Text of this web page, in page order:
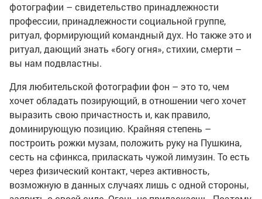
фотографии – свидетельство принадлежности
профессии, принадлежности социальной группе,
ритуал, формирующий командный дух. Но также это и
ритуал, дающий знать «богу огня», стихии, смерти –
вы нам подвластны.
Для любительской фотографии фон – это то, чем
хочет обладать позирующий, в отношении чего хочет
выразить свою причастность и, как правило,
доминирующую позицию. Крайняя степень –
построить рожки музам, положить руку на Пушкина,
сесть на сфинкса, приласкать чужой лимузин. То есть
через физический контакт, через активность,
возможную в данных случаях лишь с одной стороны,